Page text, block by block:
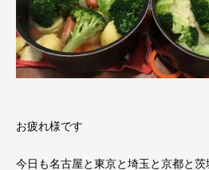
お疲れ様です
今日も名古屋と東京と埼玉と京都と